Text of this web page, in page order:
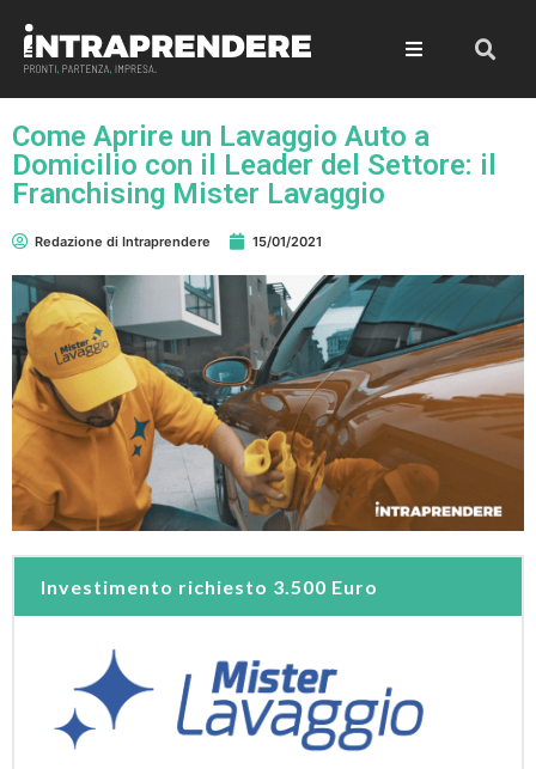
Come Aprire un Lavaggio Auto a
Domicilio con il Leader del Settore: il
Franchising Mister Lavaggio
Redazione di Intraprendere 15/01/2021
Investimento richiesto 3.500 Euro